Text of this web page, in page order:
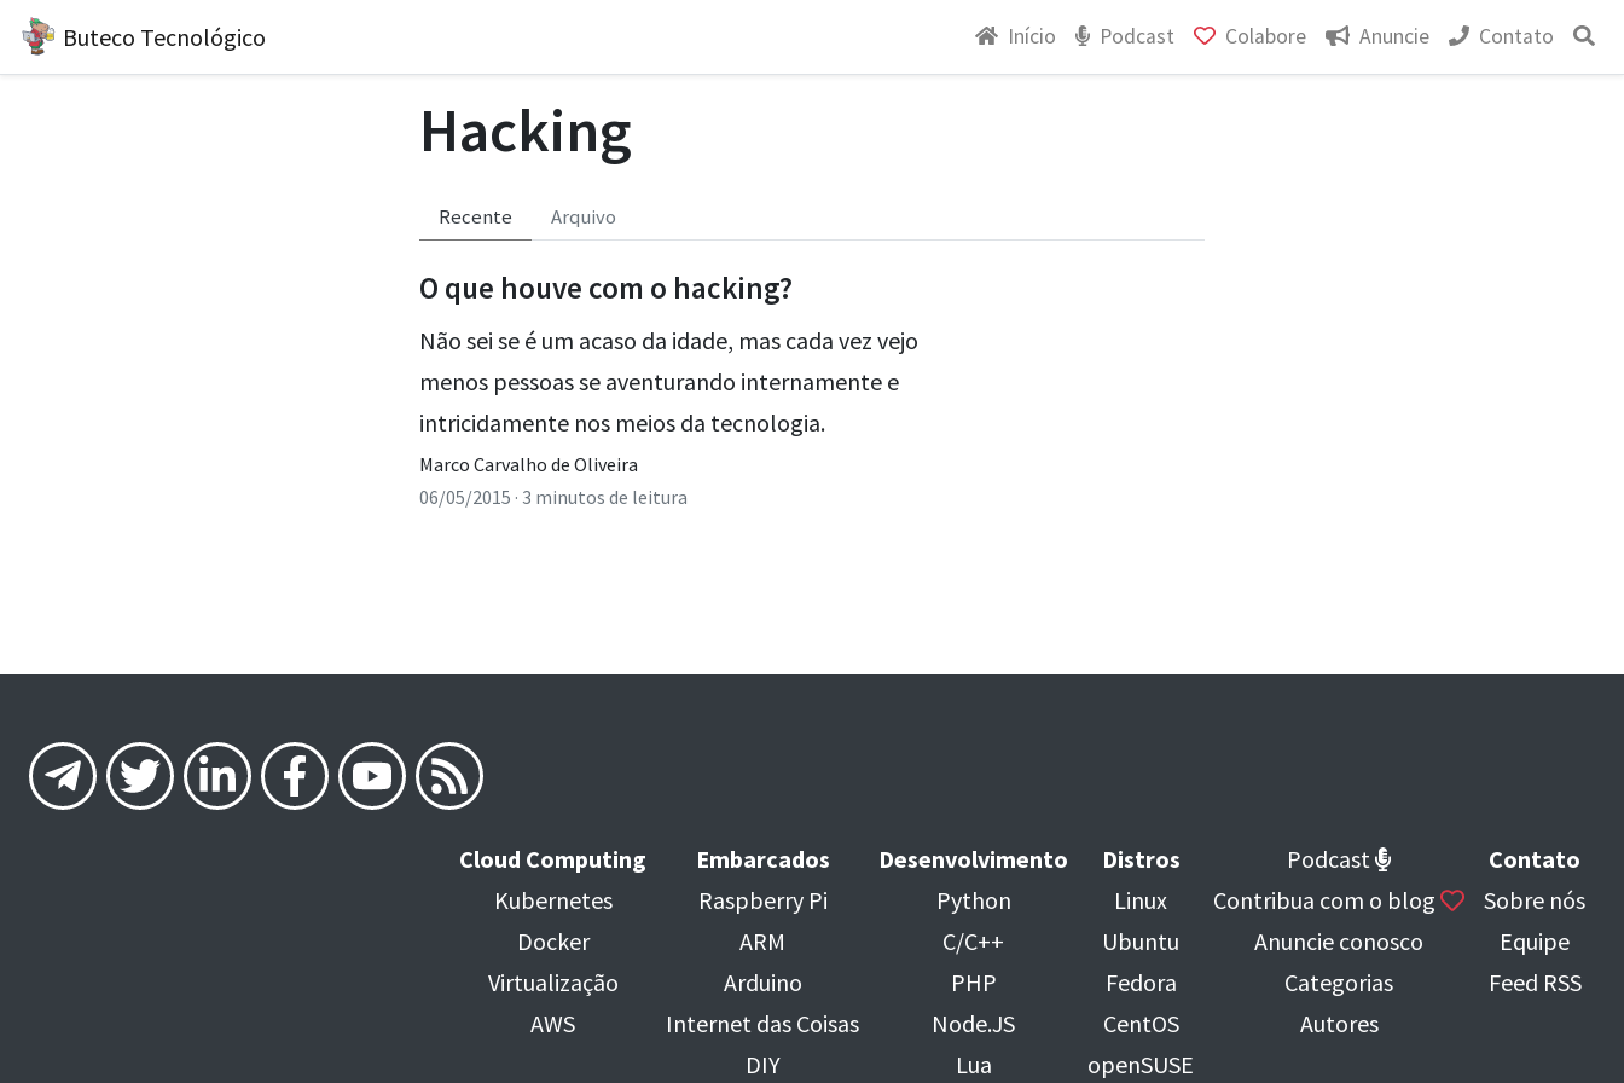
Buteco Tecnológico Início Podcast Colabore Anuncie Contato
Hacking
Recente Arquivo
O que houve com o hacking?
Não sei se é um acaso da idade, mas cada vez vejo
menos pessoas se aventurando internamente e
intricidamente nos meios da tecnologia.
Marco Carvalho de Oliveira
06/05/2015 · 3 minutos de leitura
Cloud Computing
Kubernetes
Docker
Virtualização
AWS
Embarcados
Raspberry Pi
ARM
Arduino
Internet das Coisas
DIY
Desenvolvimento
Python
C/C++
PHP
Node.JS
Lua
Distros
Linux
Ubuntu
Fedora
CentOS
openSUSE
Podcast
Contribua com o blog
Anuncie conosco
Categorias
Autores
Contato
Sobre nós
Equipe
Feed RSS